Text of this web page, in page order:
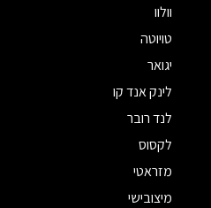
וולוו
טויוטה
יגואר
לינק אנד קו
לנד רובר
לקסוס
מזראטי
מיצובישי